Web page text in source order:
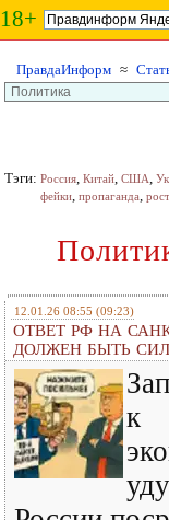
18+
ПравдаИнформ ≈
Тэги: Россия, Китай, США,
фейки, пропаганда,
12.01.26 08:55 (09:23)
ОТВЕТ РФ НА
ДОЛЖЕН БЫТЬ
к